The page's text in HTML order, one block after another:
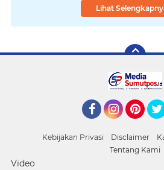
Lihat
Kebijakan Privasi Disclaimer
Tentang Kami
Video